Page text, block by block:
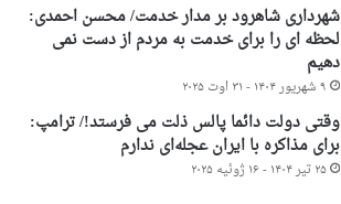
شهرداری شاهرود بر مدار خدمت/ محسن احمدی:
لحظه ای را برای خدمت به مردم از دست نمی
دهیم
۹ شهریور ۱۴۰۴ - ۳۱ اوت ۲۰۲۵
وقتی دولت دائما پالس ذلت می فرستد!/ ترامپ:
برای مذاکره با ایران عجله‌ای ندارم
۲۵ تیر ۱۴۰۴ - ۱۶ ژوئیه ۲۰۲۵